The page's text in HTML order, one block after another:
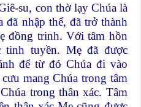
su, con thờ lạy Chúa là
đã nhập thể, đã trở thành
đồng trinh. Với tâm hồn
tinh tuyền. Mẹ đã được
để từ đó Chúa đi vào
mang Chúa trong tâm
trong thân xác. Tâm